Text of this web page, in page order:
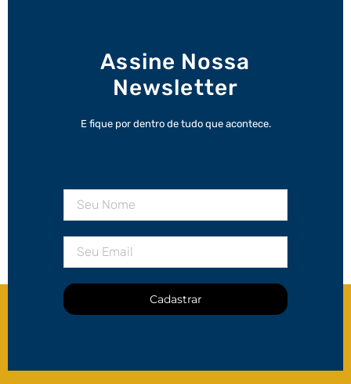
Assine Nossa
Newsletter
E fique por dentro de tudo que acontece.
Cadastrar